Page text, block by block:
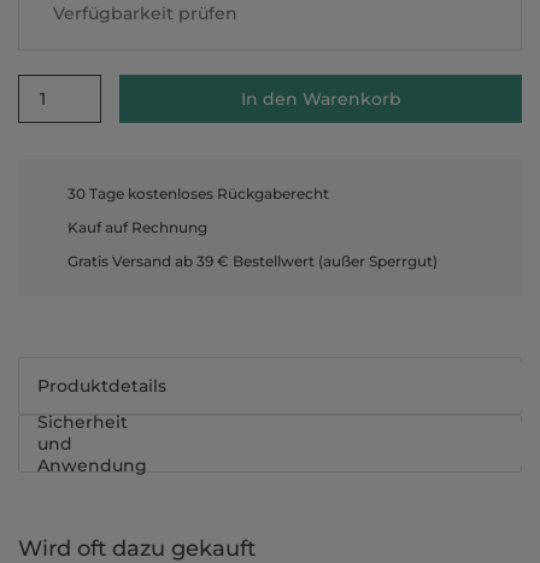
Verfügbarkeit prüfen
1 In den Warenkorb
30 Tage kostenloses Rückgaberecht
Kauf auf Rechnung
Gratis Versand ab 39 € Bestellwert (außer Sperrgut)
Produktdetails
Sicherheit
und
Anwendung
Wird oft dazu gekauft